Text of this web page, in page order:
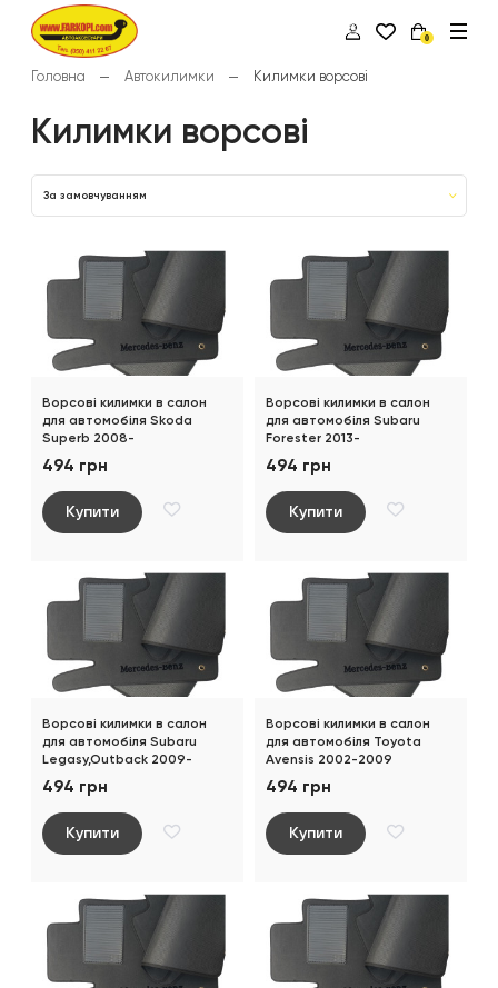
0
Головна Автокилимки Килимки ворсові
Килимки ворсові
За замовчуванням
Ворсові килимки в салон
для автомобіля Skoda
Superb 2008-
494 грн
Купити
Ворсові килимки в салон
для автомобіля Subaru
Forester 2013-
494 грн
Купити
Ворсові килимки в салон
для автомобіля Subaru
Legasy,Outback 2009-
494 грн
Купити
Ворсові килимки в салон
для автомобіля Toyota
Avensis 2002-2009
494 грн
Купити